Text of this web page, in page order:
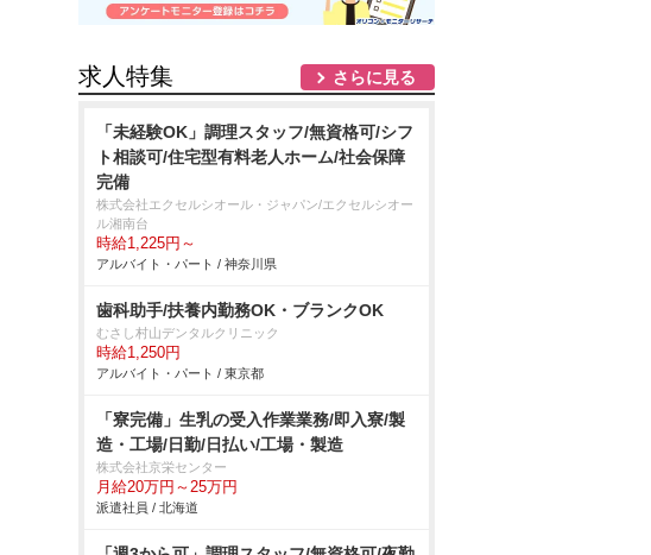
求人特集 さらに見る
「未経験OK」調理スタッフ/無資格可/シフ
ト相談可/住宅型有料老人ホーム/社会保障
完備
株式会社エクセルシオール・ジャパン/エクセルシオー
ル湘南台
時給1,225円～
アルバイト・パート / 神奈川県
歯科助手/扶養内勤務OK・ブランクOK
むさし村山デンタルクリニック
時給1,250円
アルバイト・パート / 東京都
「寮完備」生乳の受入作業業務/即入寮/製
造・工場/日勤/日払い/工場・製造
株式会社京栄センター
月給20万円～25万円
派遣社員 / 北海道